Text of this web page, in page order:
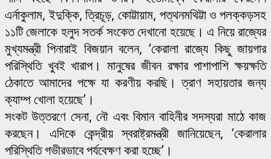
এর্নাকুলাম, ইদুক্কি, ত্রিচূড়, কোট্টায়াম, পত্থনমথিট্টা ও পলক্কড়সহ
১১টি জেলাকে হলুদ সতর্ক সংকেত দেখানো হয়েছে। এ নিয়ে রাজ্যের
মুখ্যমন্ত্রী পিনারাই বিজয়ান বলেন, ‘কেরালা রাজ্যে কিছু জায়গার
পরিস্থিতি খুবই খারাপ। মানুষের জীবন রক্ষার পাশাপাশি ক্ষয়ক্ষতি
ঠেকাতে আমাদের পক্ষে যা করণীয় করছি। ত্রাণ সহায়তার জন্য
ক্যাম্প খোলা হয়েছে’।
সংকট উত্তরণে সেনা, নৌ এবং বিমান বাহিনীর সদস্যরা মাঠে কাজ
করছেন। এদিকে কেন্দ্রীয় স্বরাষ্ট্রমন্ত্রী জানিয়েছেন, ‘কেরালার
পরিস্থিতি গভীরভাবে পর্যবেক্ষণ করা হচ্ছে’।